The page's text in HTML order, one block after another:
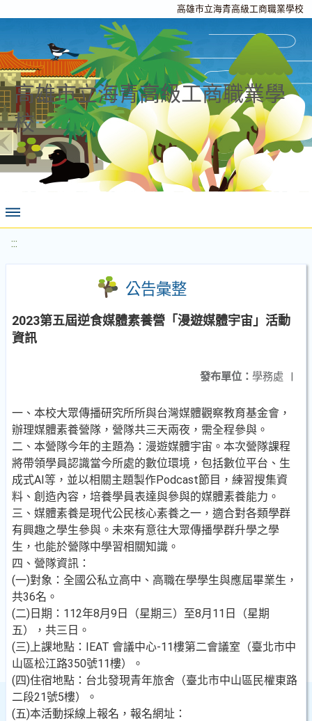
高雄市立海青高級工商職業學校
高雄市立海青高級工商職業學
校
:::
公告彙整
2023第五屆逆食媒體素養營「漫遊媒體宇宙」活動
資訊
發布單位： 學務處 |
一、本校大眾傳播研究所所與台灣媒體觀察教育基金會，
辦理媒體素養營隊，營隊共三天兩夜，需全程參與。
二、本營隊今年的主題為：漫遊媒體宇宙。本次營隊課程
將帶領學員認識當今所處的數位環境，包括數位平台、生
成式AI等，並以相關主題製作Podcast節目，練習搜集資
料、創造內容，培養學員表達與參與的媒體素養能力。
三、媒體素養是現代公民核心素養之一，適合對各類學群
有興趣之學生參與。未來有意往大眾傳播學群升學之學
生，也能於營隊中學習相關知識。
四、營隊資訊：
(一)對象：全國公私立高中、高職在學學生與應屆畢業生，
共36名。
(二)日期：112年8月9日（星期三）至8月11日（星期
五），共三日。
(三)上課地點：IEAT 會議中心-11樓第二會議室（臺北市中
山區松江路350號11樓）。
(四)住宿地點：台北發現青年旅舍（臺北市中山區民權東路
二段21號5樓）。
(五)本活動採線上報名，報名網址：